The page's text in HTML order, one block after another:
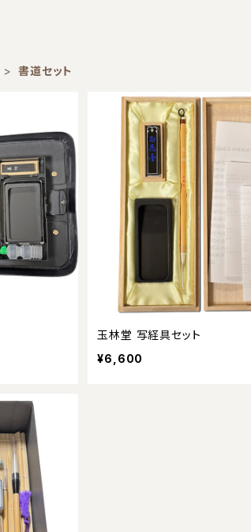
書道セット
玉林堂 写経具セット
¥6,600